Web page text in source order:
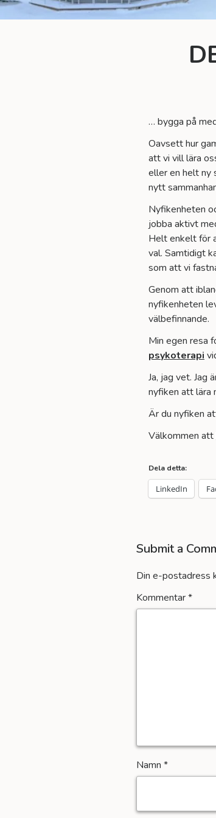
… bygga på
Oavsett hur
att vi vill lära
eller en helt ny
nytt
Nyfikenheten
jobba aktivt
Helt enkelt för
val. Samtidigt
som att vi
Genom att
nyfikenheten
välbefinnande.
Min egen resa
psykoterapi
Ja, jag vet. Jag
nyfiken att lära
Är du nyfiken
Välkommen att
Dela detta:
LinkedIn
Submit a
Din e-postadress
Kommentar*
Namn *